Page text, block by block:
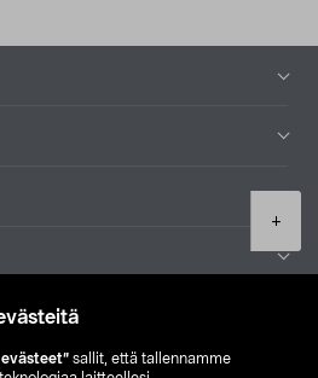
sallit, että tallennamme
+